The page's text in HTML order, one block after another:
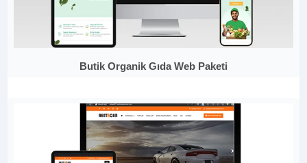
Butik Organik Gıda Web Paketi